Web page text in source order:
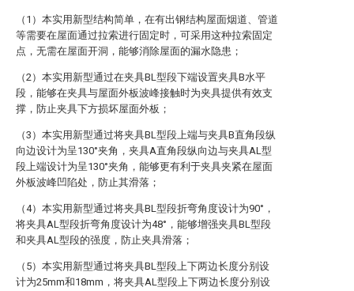
（1）本实用新型结构简单，在有出钢结构屋面烟道、管道
等需要在屋面通过拉索进行固定时，可采用这种拉索固定
点，无需在屋面开洞，能够消除屋面的漏水隐患；
（2）本实用新型通过在夹具BL型段下端设置夹具B水平
段，能够在夹具与屋面外板波峰接触时为夹具提供有效支
撑，防止夹具下方损坏屋面外板；
（3）本实用新型通过将夹具BL型段上端与夹具B直角段纵
向边设计为呈130°夹角，夹具A直角段纵向边与夹具AL型
段上端设计为呈130°夹角，能够更有利于夹具夹紧在屋面
外板波峰凹陷处，防止其滑落；
（4）本实用新型通过将夹具BL型段折弯角度设计为90°，
将夹具AL型段折弯角度设计为48°，能够增强夹具BL型段
和夹具AL型段的强度，防止夹具滑落；
（5）本实用新型通过将夹具BL型段上下两边长度分别设
计为25mm和18mm，将夹具AL型段上下两边长度分别设